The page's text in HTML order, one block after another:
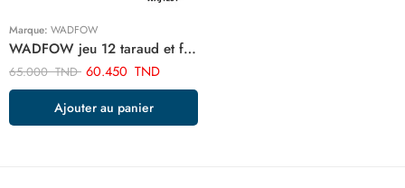
Marque: WADFOW
WADFOW jeu 12 taraud et filiere WAJ1L01
65.000TND 60.450 TND
Ajouter au panier